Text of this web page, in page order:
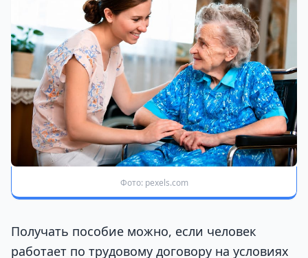
Фото: pexels.com
Получать пособие можно, если человек
работает по трудовому договору на условиях